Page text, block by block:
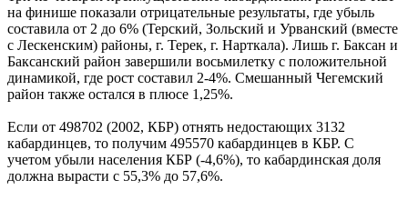
на финише показали отрицательные результаты, где убыль
составила от 2 до 6% (Терский, Зольский и Урванский (вместе
с Лескенским) районы, г. Терек, г. Нарткала). Лишь г. Баксан и
Баксанский район завершили восьмилетку с положительной
динамикой, где рост составил 2-4%. Смешанный Чегемский
район также остался в плюсе 1,25%.
Если от 498702 (2002, КБР) отнять недостающих 3132
кабардинцев, то получим 495570 кабардинцев в КБР. С
учетом убыли населения КБР (-4,6%), то кабардинская доля
должна вырасти с 55,3% до 57,6%.